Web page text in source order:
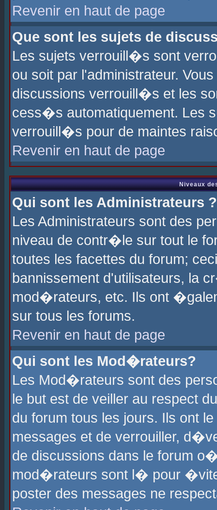
Revenir en haut de page
Que sont les sujets de
Les sujets verrouill�s sont
ou soit par l'administrateur.
discussions verrouill�s et les
cess�s automatiquement. Les
verrouill�s pour de maintes
Revenir en haut de page
Niveaux
Qui sont les Administrateurs ?
Les Administrateurs sont des
niveau de contr�le sur tout le
toutes les facettes du forum;
bannissement d'utilisateurs, la
mod�rateurs, etc. Ils ont
sur tous les forums.
Revenir en haut de page
Qui sont les Mod�rateurs?
Les Mod�rateurs sont des
le but est de veiller au respect
du forum tous les jours. Ils ont
messages et de verrouiller,
de discussions dans le forum
mod�rateurs sont l� pour
poster des messages ne